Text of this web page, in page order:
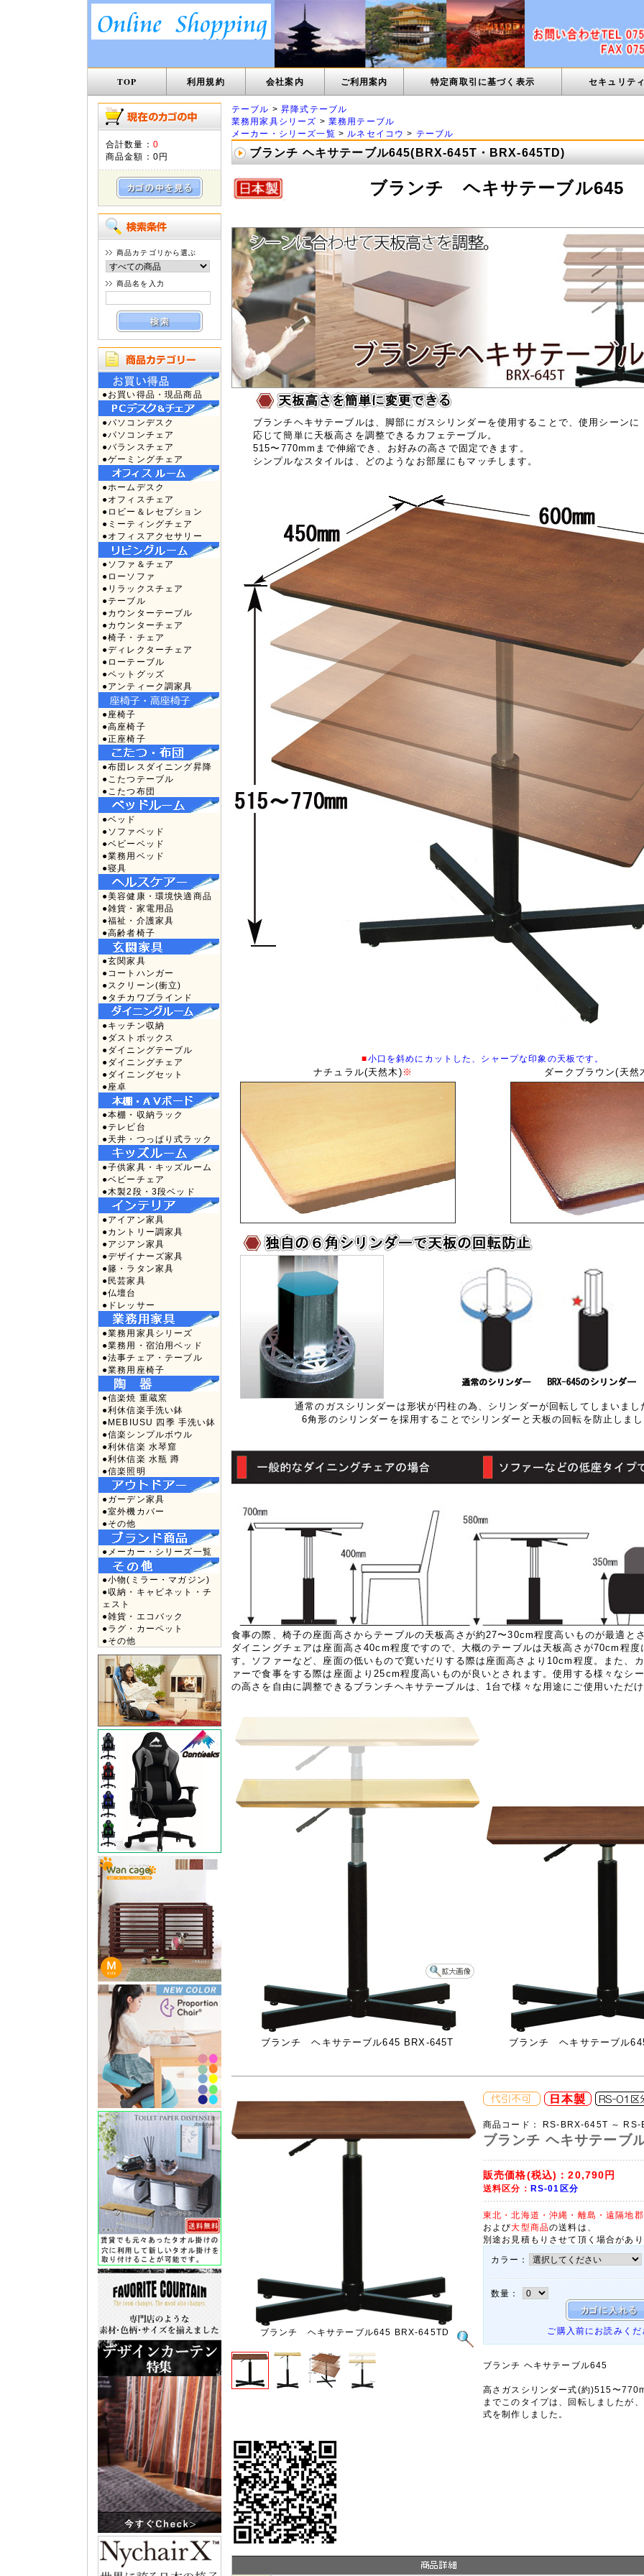
TOP 利用規約 会社案内 ご利用案内 特定商取引に基づく表示 セキュリテ
合計数量： 0
商品金額： 0円
商品カテゴリから選ぶ
商品名を入力
●お買い得品・現品商品
●パソコンデスク
●パソコンチェア
●バランスチェア
●ゲーミングチェア
●ホームデスク
●オフィスチェア
●ロビー＆レセプション
●ミーティングチェア
●オフィスアクセサリー
●ソファ＆チェア
●ローソファ
●リラックスチェア
●テーブル
●カウンターテーブル
●カウンターチェア
●椅子・チェア
●ディレクターチェア
●ローテーブル
●ペットグッズ
●アンティーク調家具
●座椅子
●高座椅子
●正座椅子
●布団レスダイニング昇降
●こたつテーブル
●こたつ布団
●ベッド
●ソファベッド
●ベビーベッド
●業務用ベッド
●寝具
●美容健康・環境快適商品
●雑貨・家電用品
●福祉・介護家具
●高齢者椅子
●玄関家具
●コートハンガー
●スクリーン(衝立)
●タチカワブラインド
●キッチン収納
●ダストボックス
●ダイニングテーブル
●ダイニングチェア
●ダイニングセット
●座卓
●本棚・収納ラック
●テレビ台
●天井・つっぱり式ラック
●子供家具・キッズルーム
●ベビーチェア
●木製2段・3段ベッド
●アイアン家具
●カントリー調家具
●アジアン家具
●デザイナーズ家具
●籐・ラタン家具
●民芸家具
●仏壇台
●ドレッサー
●業務用家具シリーズ
●業務用・宿泊用ベッド
●法事チェア・テーブル
●業務用座椅子
●信楽焼 重蔵窯
●利休信楽手洗い鉢
●MEBIUSU 四季 手洗い鉢
●信楽シンプルボウル
●利休信楽 水琴窟
●利休信楽 水瓶 蹲
●信楽照明
●ガーデン家具
●室外機カバー
●その他
●メーカー・シリーズ一覧
●小物(ミラー・マガジン)
●収納・キャビネット・チ
ェスト
●雑貨・エコバック
●ラグ・カーペット
●その他
テーブル >昇降式テーブル
業務用家具シリーズ > 業務用テーブル
メーカー・シリーズ一覧 > ルネセイコウ > テーブル
ブランチ ヘキサテーブル645(BRX-645T・BRX-645TD)
ブランチ ヘキサテーブル645
ブランチヘキサテーブルは、脚部にガスシリンダーを使用することで、使用シーンに
応じて簡単に天板高さを調整できるカフェテーブル。
515〜770mmまで伸縮でき、お好みの高さで固定できます。
シンプルなスタイルは、どのようなお部屋にもマッチします。
■小口を斜めにカットした、シャープな印象の天板です。
ナチュラル(天然木) ※ ダークブラウン(天然
通常のガスシリンダーは形状が円柱の為、シリンダーが回転してしまいまし
6角形のシリンダーを採用することでシリンダーと天板の回転を防止しま
食事の際、椅子の座面高さからテーブルの天板高さが約27〜30cm程度高いものが最適と
ダイニングチェアは座面高さ40cm程度ですので、大概のテーブルは天板高さが70cm程度
す。ソファーなど、座面の低いもので寛いだりする際は座面高さより10cm程度。また、
ァーで食事をする際は座面より25cm程度高いものが良いとされます。使用する様々なシ
の高さを自由に調整できるブランチヘキサテーブルは、1台で様々な用途にご使用いただ
ブランチ ヘキサテーブル645 BRX-645T ブランチ ヘキサテーブル
ブランチ ヘキサテーブル645 BRX-645TD
商品コード： RS-BRX-645T ～ RS-
ブランチ ヘキサテーブ
販売価格(税込)：20,790円
送料区分： RS-01区分
東北・北海道・沖縄・離島・遠隔地
および大型商品の送料は、
別途お見積もりさせて頂く場合があ
カラー：
数量：
ご購入前にお読みくだ
ブランチ ヘキサテーブル645
高さガスシリンダー式(約)515〜
までこのタイプは、回転しましたが
式を制作しました。